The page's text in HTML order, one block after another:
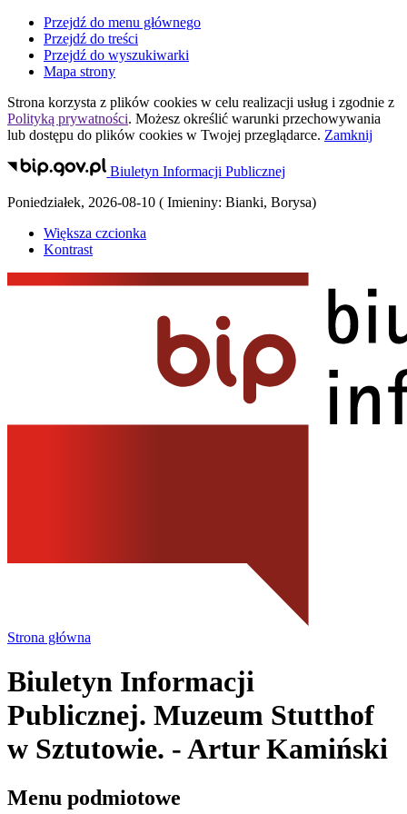
Przejdź do menu głównego
Przejdź do treści
Przejdź do wyszukiwarki
Mapa strony
Strona korzysta z plików cookies w celu realizacji usług i zgodnie z
Polityką prywatności. Możesz określić warunki przechowywania
lub dostępu do plików cookies w Twojej przeglądarce. Zamknij
Biuletyn Informacji Publicznej
Poniedziałek, 2026-08-10 ( Imieniny: Bianki, Borysa)
Większa czcionka
Kontrast
Strona główna
Biuletyn Informacji
Publicznej. Muzeum Stutthof
w Sztutowie. - Artur Kamiński
Menu podmiotowe